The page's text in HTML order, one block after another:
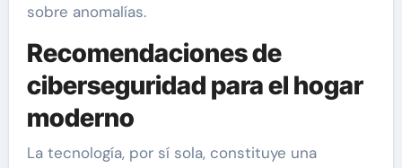
sobre anomalías.
Recomendaciones de
ciberseguridad para el hogar
moderno
La tecnología, por sí sola, constituye una